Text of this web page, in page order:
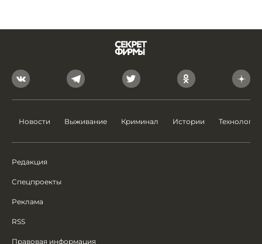
Новости Выживание Криминал Истории Технологии
Редакция
Спецпроекты
Реклама
RSS
Правовая информация